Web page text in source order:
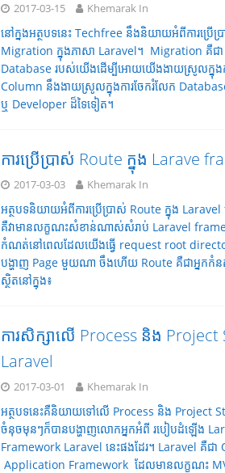
2017-03-15 Khemarak In
នៅក្នងអត្ថបទនេះ Techfree នឹងនិយាយអំពីការប្រើ
Migration ក្នុងភាសា Laravel។ Migration គឺជ
Database របស់យើងដើម្បីអោយយើងងាយស្រូលក្នុងក
Column នឹងងាយស្រូលក្នុងការចែករំលែក
ឬ Developer ដ៏ទៃទៀត។
ការប្រើប្រាស់ Route ក្នុង Larave
2017-03-03 Khemarak In
អត្ថបទនិយាយអំពីការប្រើប្រាស់ Route ក្នុង
គឺវាមានលក្ខណះសំខាន់ណាស់សំរាប់ Laravel
កំណត់នៅពេលដែលយើងធ្វើ request root
បង្ហាញ Page មួយណា ចឹងហើយ Route គឺជាអ្នកកំ
ស្ថិតនៅក្នុង៖
ការសិក្សាលើ Process និង
Laravel
2017-03-01 Khemarak In
អត្ថបទនេះគឺនិយាយទៅលើ Process និង Project
ចំនុចមុនៗក៏បានបង្ហាញលោកអ្នកអំពី របៀបដំឡើង
Framework Laravel នេះផងដែរ។ Laravel គឺជា
Application Framework ដែលមានលក្ខណះ